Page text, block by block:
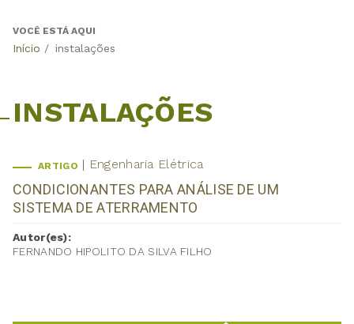
Back
VOCÊ ESTÁ AQUI
Início / instalações
INSTALAÇÕES
ARTIGO Engenharia Elétrica
CONDICIONANTES PARA ANÁLISE DE UM
SISTEMA DE ATERRAMENTO
Autor(es):
FERNANDO HIPOLITO DA SILVA FILHO